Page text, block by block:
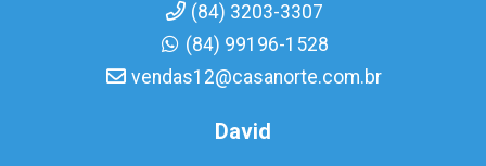
(84) 3203-3307
(84) 99196-1528
vendas12@casanorte.com.br
David